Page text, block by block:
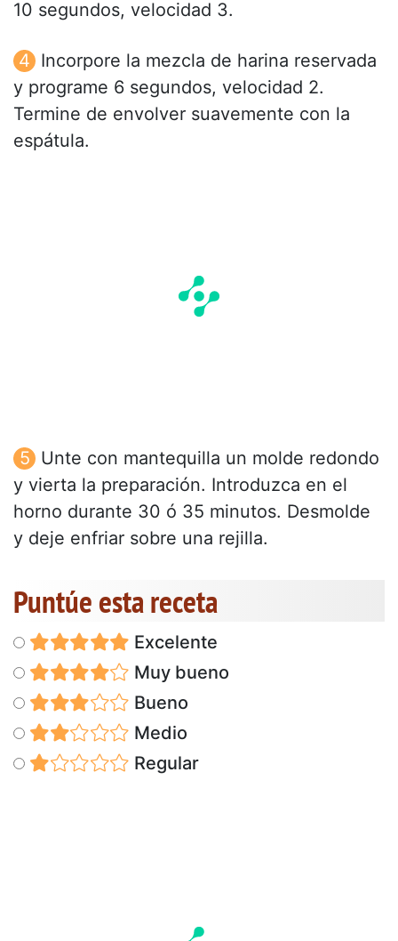
10 segundos, velocidad 3.
Incorpore la mezcla de harina reservada
y programe 6 segundos, velocidad 2.
Termine de envolver suavemente con la
espátula.
Unte con mantequilla un molde redondo
y vierta la preparación. Introduzca en el
horno durante 30 ó 35 minutos. Desmolde
y deje enfriar sobre una rejilla.
Puntúe esta receta
Excelente
Muy bueno
Bueno
Medio
Regular